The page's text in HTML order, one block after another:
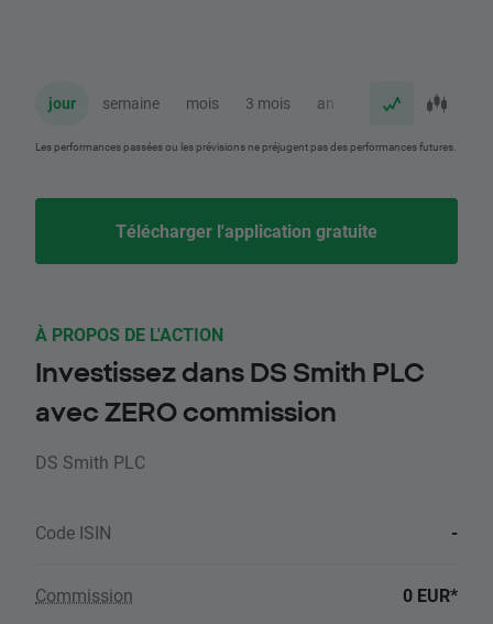
jour semaine mois 3 mois an
Les performances passées ou les prévisions ne préjugent pas des performances futures.
Télécharger l'application gratuite
À PROPOS DE L'ACTION
Investissez dans DS Smith PLC
avec ZERO commission
DS Smith PLC
Code ISIN -
Commission 0 EUR*